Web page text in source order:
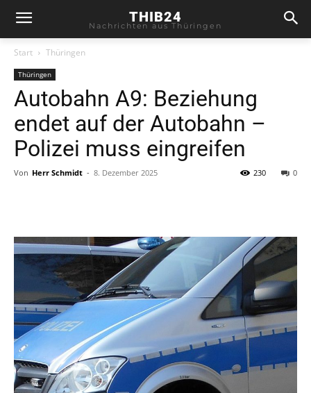
THIB24
Nachrichten aus Thüringen
Start Thüringen
Thüringen
Autobahn A9: Beziehung
endet auf der Autobahn –
Polizei muss eingreifen
Von Herr Schmidt - 8. Dezember 2025 0
230